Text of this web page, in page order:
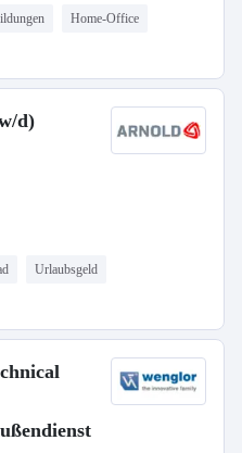
Home-Office
d)
Urlaubsgeld